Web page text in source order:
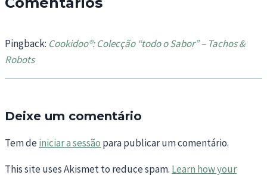
Pingback: Cookidoo®: Colecção “todo o Sabor” – Tachos &
Robots
Deixe um comentário
Tem deiniciar a sessão para publicar um comentário.
This site uses Akismet to reduce spam. Learn how your